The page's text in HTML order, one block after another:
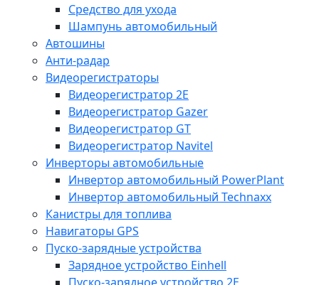
Средство для ухода
Шампунь автомобильный
Автошины
Анти-радар
Видеорегистраторы
Видеорегистратор 2E
Видеорегистратор Gazer
Видеорегистратор GT
Видеорегистратор Navitel
Инверторы автомобильные
Инвертор автомобильный PowerPlant
Инвертор автомобильный Technaxx
Канистры для топлива
Навигаторы GPS
Пуско-зарядные устройства
Зарядное устройство Einhell